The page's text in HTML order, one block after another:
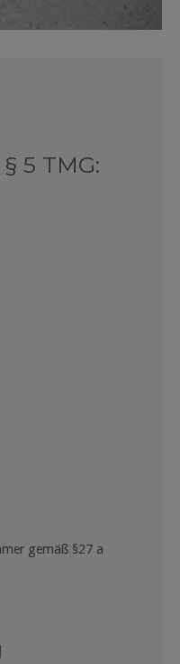
5 TMG:
gemäß §27 a